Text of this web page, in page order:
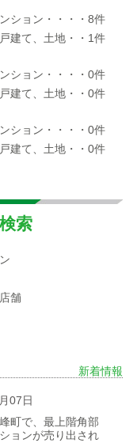
ション・・・・8件
建て、土地・・1件
ション・・・・0件
建て、土地・・0件
ション・・・・0件
建て、土地・・0件
索
舗
新着情報
07日
町で、最上階角部
ョンが売り出され